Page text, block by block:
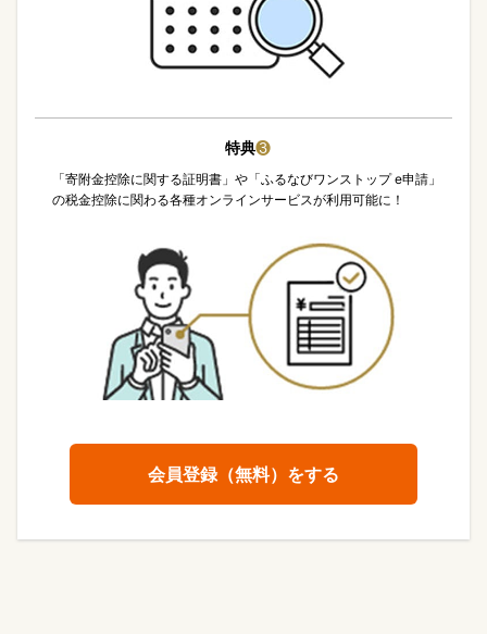
特典❸
「寄附金控除に関する証明書」や「ふるなびワンストップ e申請」
の税金控除に関わる各種オンラインサービスが利用可能に！
会員登録（無料）をする